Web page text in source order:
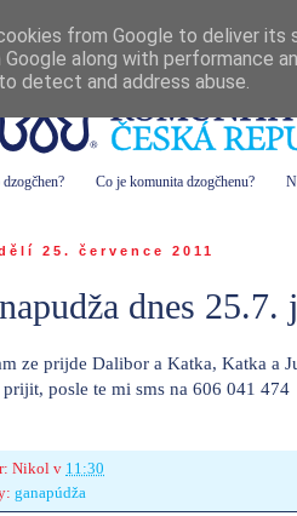
Co je komunita dzogčhenu?
25. července 2011
dnes
ze prijde Dalibor a Katka, Katka a
posle te mi sms na 606 041 474
Nikol v 11:30
ganapúdža
from Google to deliver its
Google along with performance
detect and address abuse.